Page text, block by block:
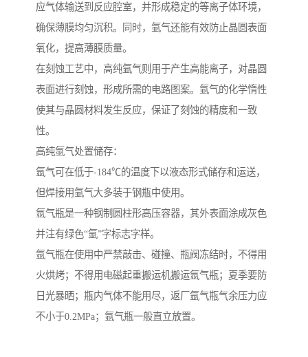
应气体输送到反应腔室，并形成稳定的等离子体环境，
确保薄膜均匀沉积。同时，氩气还能有效防止晶圆表面
氧化，提高薄膜质量。
在刻蚀工艺中，高纯氩气则用于产生高能离子，对晶圆
表面进行刻蚀，形成所需的电路图案。氩气的化学惰性
使其与晶圆材料发生反应，保证了刻蚀的精度和一致
性。
高纯氩气处置储存：
氩气可在低于-184℃的温度下以液态形式储存和运送，
但焊接用氩气大多装于钢瓶中使用。
氩气瓶是一种钢制圆柱形高压容器，其外表面涂成灰色
并注有绿色“氩”字标志字样。
氩气瓶在使用中严禁敲击、碰撞、瓶阀冻结时，不得用
火烘烤；不得用电磁起重搬运机搬运氩气瓶；夏季要防
日光暴晒；瓶内气体不能用尽，返厂氩气瓶气余压力应
不小于0.2MPa；氩气瓶一般直立放置。